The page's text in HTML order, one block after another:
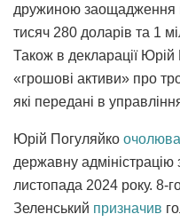
дружиною заощадження
тисяч 280 доларів та 1
Також в декларації Юрій
«грошові активи» про
які передані в
Юрій Погуляйко
державну
листопада 2024 року. 8-
Зеленський призначив